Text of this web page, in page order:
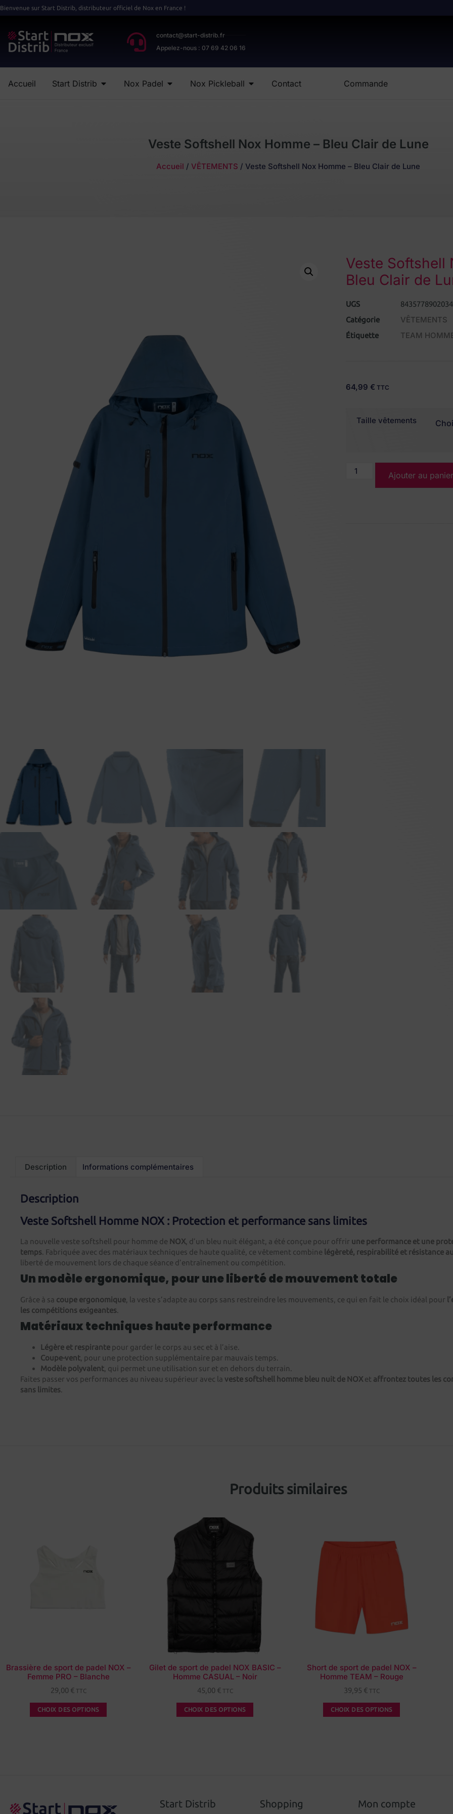
Bienvenue sur Start Distrib, distributeur officiel de Nox en France !
contact@start-distrib.fr
Appelez-nous : 07 69 42 06 16
Accueil Start Distrib Nox Padel Nox Pickleball Contact Commande
Veste Softshell Nox Homme – Bleu Clair de Lune
Accueil / VÊTEMENTS / Veste Softshell Nox Homme – Bleu Clair de Lune
Veste Softshell
Bleu Clair de
UGS
Catégorie
VÊTEMENTS
Étiquette TEAM
64,99 € TTC
Taille vêtements
Ajouter au
Description Informations complémentaires
Description
Veste Softshell Homme NOX : Protection et performance sans limites
La nouvelle veste softshell pour homme de NOX , d’un bleu nuit élégant, a été conçue pour offrir une performance et une
temps. Fabriquée avec des matériaux techniques de haute qualité, ce vêtement combine légèreté, respirabilité et résistance
liberté de mouvement lors de chaque séance d’entraînement ou compétition.
Un modèle ergonomique, pour une liberté de mouvement totale
Grâce à sa coupe ergonomique , la veste s’adapte au corps sans restreindre les mouvements, ce qui en fait le choix idéal pour
les compétitions exigeantes.
Matériaux techniques haute performance
Légère et respirante pour garder le corps au sec et à l’aise.
Coupe-vent , pour une protection supplémentaire par mauvais temps.
Modèle polyvalent , qui permet une utilisation sur et en dehors du terrain.
Faites passer vos performances au niveau supérieur avec la veste softshell homme bleu nuit de NOX et affrontez toutes les
sans limites.
Produits similaires
Brassière de sport de padel NOX –
Femme PRO – Blanche
29,00 € TTC
CHOIX DES OPTIONS
Gilet de sport de padel NOX BASIC –
Homme CASUAL – Noir
45,00 € TTC
CHOIX DES OPTIONS
Short de sport de padel NOX –
Homme TEAM – Rouge
39,95 € TTC
CHOIX DES OPTIONS
Start Distrib Shopping Mon compte